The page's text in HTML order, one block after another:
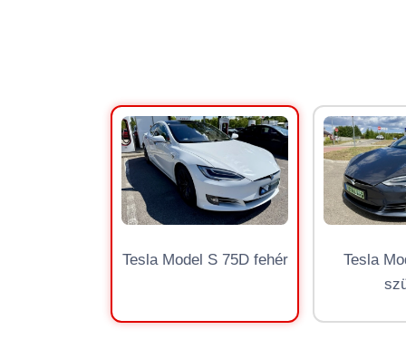
Tesla Model S 75D fehér
Tesla